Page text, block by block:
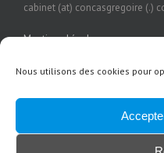
Nous utilisons des cookies pour
cabinet (at) concasgregoire (.)
Mentions Légales